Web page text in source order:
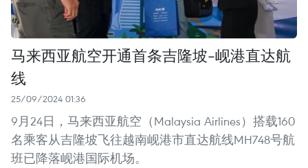
马来西亚航空开通首条吉隆坡-岘港直达航
线
25/09/2024 01:36
9月24日，马来西亚航空（Malaysia Airlines）搭载160
名乘客从吉隆坡飞往越南岘港市直达航线MH748号航
班已降落岘港国际机场。